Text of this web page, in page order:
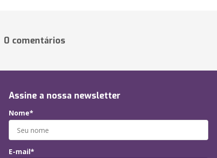
0 comentários
Assine a nossa newsletter
Nome*
E-mail*